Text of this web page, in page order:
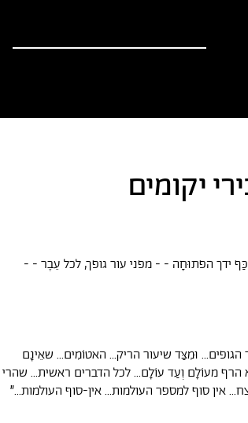
ידך הפתוּחָה - - מפני עור גופך, לכל עֵבֶר - -
הגופים... וּמִצַּד שיעור הריק... האטוֹמִים... שאֵינָם
הרף מעוֹלָם וְעַד עוֹלָם... לכל הדברים ראשית... שהרי
אין סוף למספר העולמות... אין-סוף העולמות...״
יקומים